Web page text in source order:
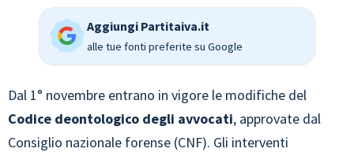
Aggiungi Partitaiva.it
alle tue fonti preferite su Google
Dal 1° novembre entrano in vigore le modifiche del
Codice deontologico degli avvocati, approvate dal
Consiglio nazionale forense (CNF). Gli interventi